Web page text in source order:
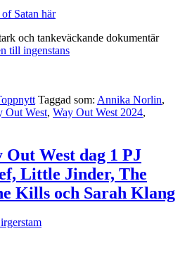
Satan här
och tankeväckande dokumentär
till ingenstans
Taggad som: Annika Norlin,
Out West, Way Out West 2024,
West dag 1 PJ
Little Jinder, The
Kills och Sarah Klang